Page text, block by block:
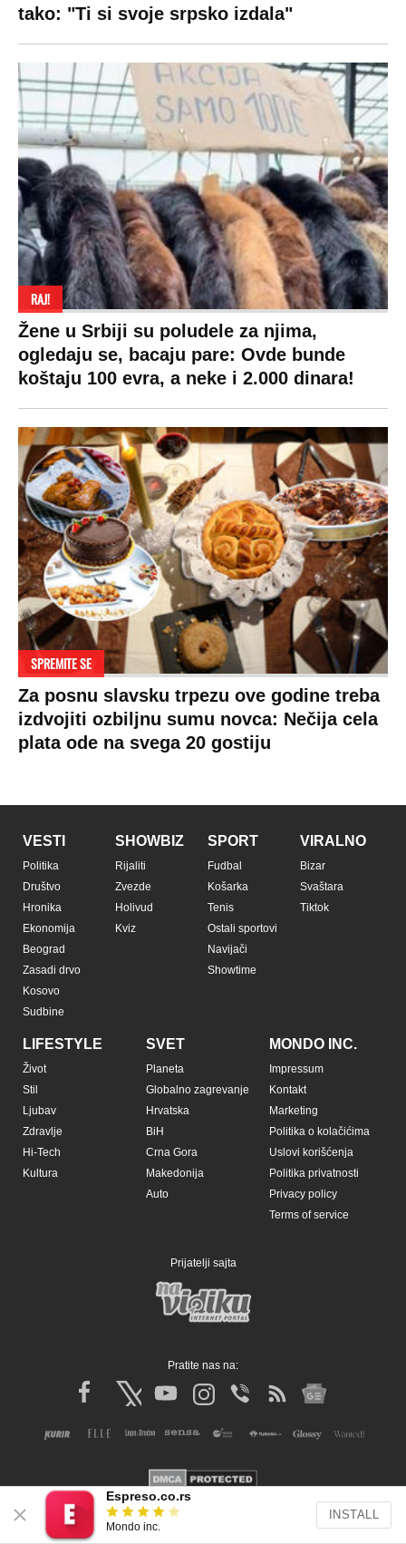
Kosovo
Sudbine
LIFESTYLE
Stil
Ljubav
Zdravlje
Hi-Tech
Kultura
SVET
Planeta
Globalno zagrevanje
Hrvatska
BiH
Crna Gora
Makedonija
Auto
MONDO INC.
Impressum
Kontakt
Marketing
Politika o kolačićima
Uslovi korišćenja
Politika privatnosti
Privacy policy
Terms of service
Prijatelji sajta
Copyright © Espreso.co.rs 2026. Sva prava zadržana. Mondo inc.
Espreso.co.rs
Mondo inc.
INSTALL